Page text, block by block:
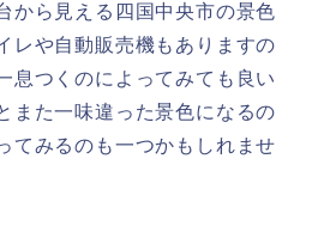
から見える四国中央市の景色
レや自動販売機もありますの
息つくのによってみても良い
また一味違った景色になるの
てみるのも一つかもしれませ